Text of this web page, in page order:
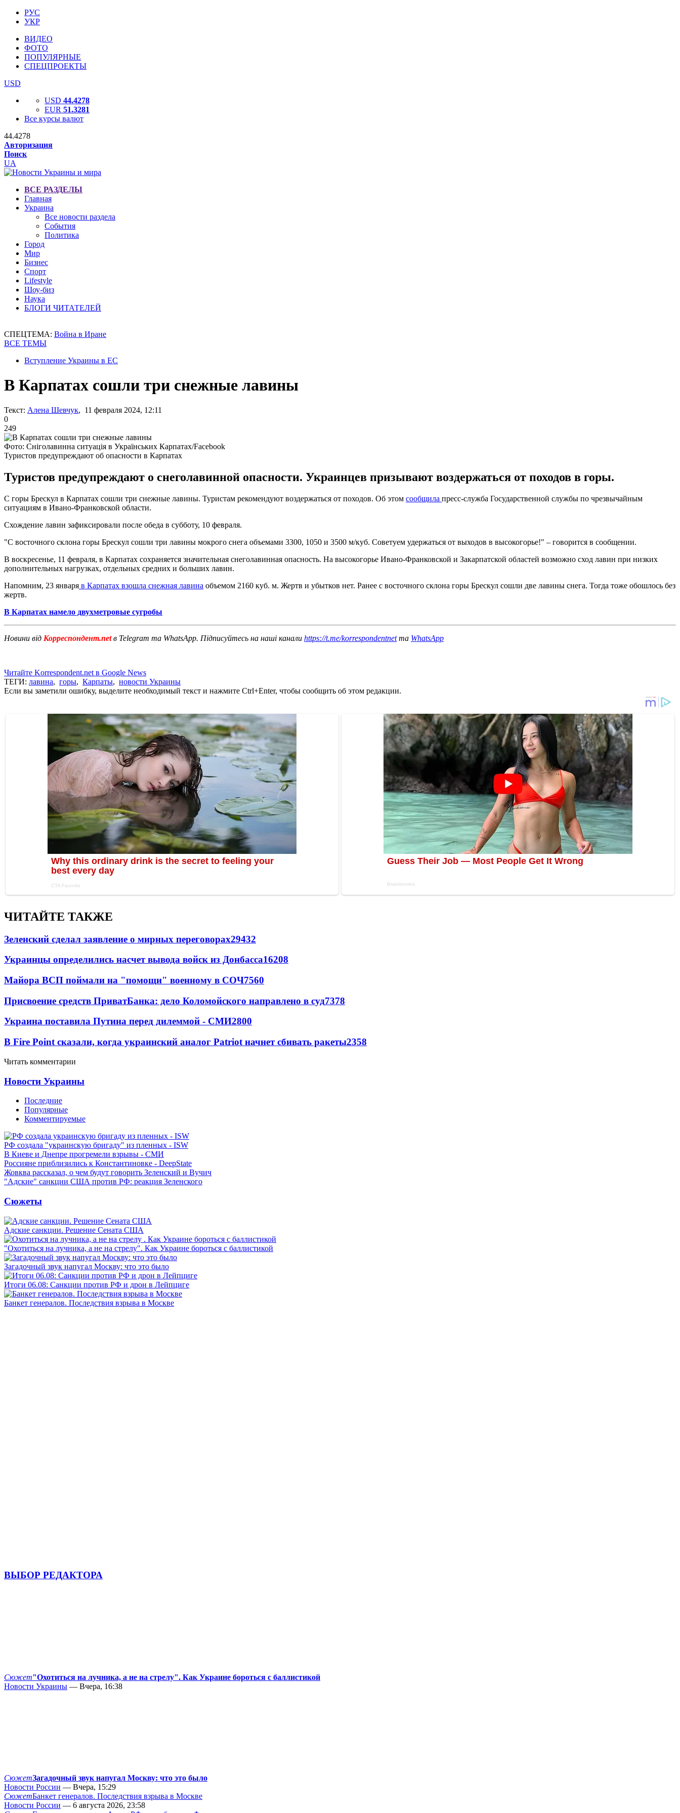
РУС
УКР
ВИДЕО
ФОТО
ПОПУЛЯРНЫЕ
СПЕЦПРОЕКТЫ
USD
USD 44.4278
EUR 51.3281
Все курсы валют
44.4278
Авторизация
Поиск
UA
ВСЕ РАЗДЕЛЫ
Главная
Украина
Все новости раздела
События
Политика
Город
Мир
Бизнес
Спорт
Lifestyle
Шоу-биз
Наука
БЛОГИ ЧИТАТЕЛЕЙ
СПЕЦТЕМА: Война в Иране
ВСЕ ТЕМЫ
Вступление Украины в ЕС
В Карпатах сошли три снежные лавины
Текст: Алена Шевчук, 11 февраля 2024, 12:11
0
249
Фото: Сніголавинна ситуація в Українських Карпатах/Facebook
Туристов предупреждают об опасности в Карпатах
Туристов предупреждают о снеголавинной опасности. Украинцев призывают воздержаться от походов в горы.
С горы Брескул в Карпатах сошли три снежные лавины. Туристам рекомендуют воздержаться от походов. Об этом сообщила пресс-служба Государственной службы по чрезвычайным
ситуациям в Ивано-Франковской области.
Схождение лавин зафиксировали после обеда в субботу, 10 февраля.
"С восточного склона горы Брескул сошли три лавины мокрого снега объемами 3300, 1050 и 3500 м/куб. Советуем удержаться от выходов в высокогорье!" – говорится в сообщении.
В воскресенье, 11 февраля, в Карпатах сохраняется значительная снеголавинная опасность. На высокогорье Ивано-Франковской и Закарпатской областей возможно сход лавин при низких
дополнительных нагрузках, отдельных средних и больших лавин.
Напомним, 23 января в Карпатах взошла снежная лавина объемом 2160 куб. м. Жертв и убытков нет. Ранее с восточного склона горы Брескул сошли две лавины снега. Тогда тоже обошлось без
жертв.
В Карпатах намело двухметровые сугробы
Новини від Корреспондент.netв Telegram та WhatsApp. Підписуйтесь на наші канали https://t.me/korrespondentnetта WhatsApp
Читайте Korrespondent.net в Google News
ТЕГИ: лавина, горы, Карпаты, новости Украины
Если вы заметили ошибку, выделите необходимый текст и нажмите Ctrl+Enter, чтобы сообщить об этом редакции.
ЧИТАЙТЕ ТАКЖЕ
Зеленский сделал заявление о мирных переговорах29432
Украинцы определились насчет вывода войск из Донбасса16208
Майора ВСП поймали на "помощи" военному в СОЧ7560
Присвоение средств ПриватБанка: дело Коломойского направлено в суд7378
Украина поставила Путина перед дилеммой - СМИ2800
В Fire Point сказали, когда украинский аналог Patriot начнет сбивать ракеты2358
Читать комментарии
Новости Украины
Последние
Популярные
Комментируемые
РФ создала "украинскую бригаду" из пленных - ISW
В Киеве и Днепре прогремели взрывы - СМИ
Россияне приблизились к Константиновке - DeepState
Жовква рассказал, о чем будут говорить Зеленский и Вучич
"Адские" санкции США против РФ: реакция Зеленского
Сюжеты
Адские санкции. Решение Сената США
"Охотиться на лучника, а не на стрелу". Как Украине бороться с баллистикой
Загадочный звук напугал Москву: что это было
Итоги 06.08: Санкции против РФ и дрон в Лейпциге
Банкет генералов. Последствия взрыва в Москве
ВЫБОР РЕДАКТОРА
Сюжет"Охотиться на лучника, а не на стрелу". Как Украине бороться с баллистикой
Новости Украины — Вчера, 16:38
СюжетЗагадочный звук напугал Москву: что это было
Новости России — Вчера, 15:29
СюжетБанкет генералов. Последствия взрыва в Москве
Новости России — 6 августа 2026, 23:58